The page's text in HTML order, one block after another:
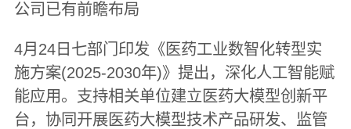
公司已有前瞻布局
4月24日七部门印发《医药工业数智化转型实
施方案(2025-2030年)》提出，深化人工智能赋
能应用。支持相关单位建立医药大模型创新平
台，协同开展医药大模型技术产品研发、监管